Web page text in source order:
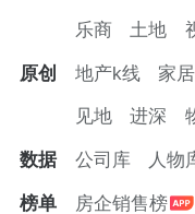
乐商 土地
原创 地产k线 家
见地 进深
数据 公司库 人物
榜单 房企销售榜